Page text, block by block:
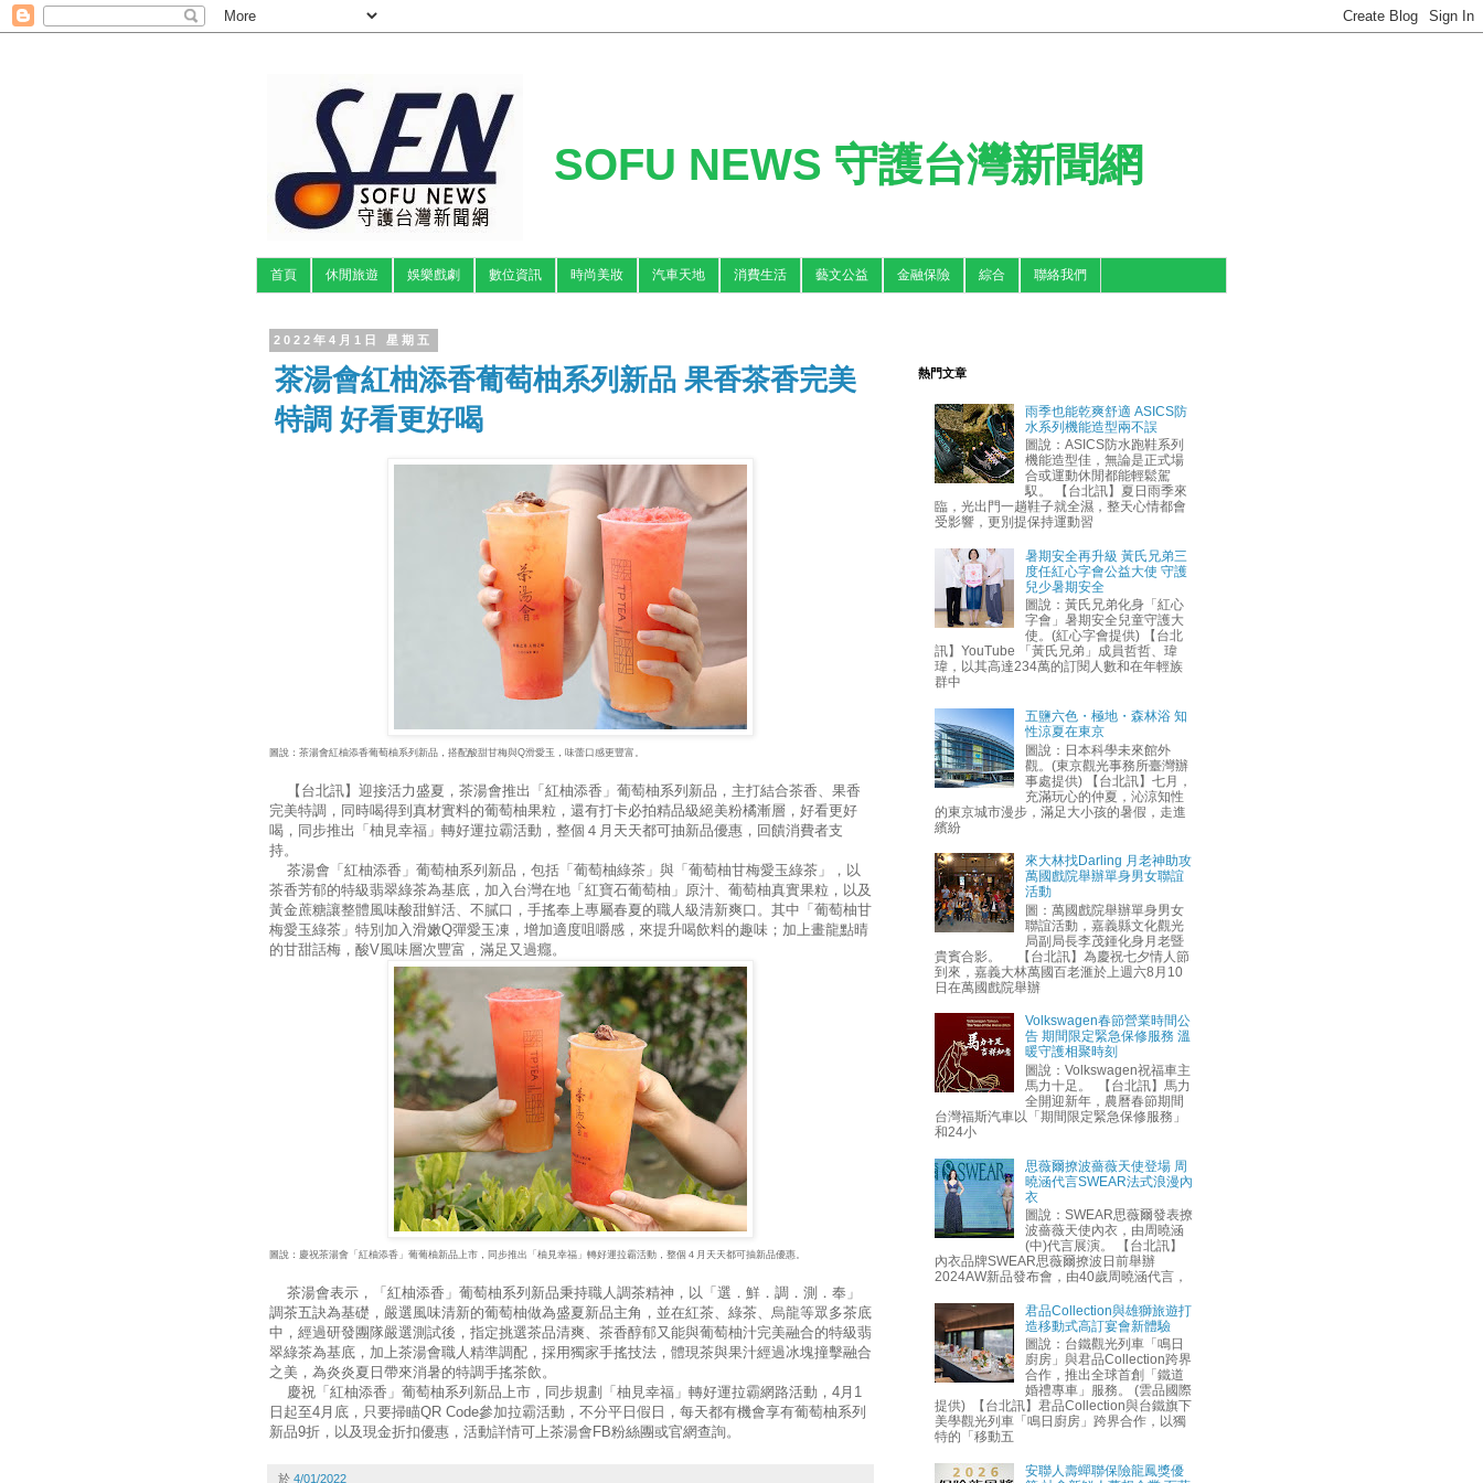
SOFU NEWS 守護台灣新聞網
首頁 休閒旅遊 娛樂戲劇 數位資訊 時尚美妝 汽車天地 消費生活 藝文公益 金融保險 綜合 聯絡我們
2022年4月1日 星期五
茶湯會紅柚添香葡萄柚系列新品 果香茶香完美
特調 好看更好喝
圖說：茶湯會紅柚添香葡萄柚系列新品，搭配酸甜甘梅與Q滑愛玉，味蕾口感更豐富。
【台北訊】迎接活力盛夏，茶湯會推出「紅柚添香」葡萄柚系列新品，主打結合茶香、果香
完美特調，同時喝得到真材實料的葡萄柚果粒，還有打卡必拍精品級絕美粉橘漸層，好看更好
喝，同步推出「柚見幸福」轉好運拉霸活動，整個４月天天都可抽新品優惠，回饋消費者支
持。
茶湯會「紅柚添香」葡萄柚系列新品，包括「葡萄柚綠茶」與「葡萄柚甘梅愛玉綠茶」，以
茶香芳郁的特級翡翠綠茶為基底，加入台灣在地「紅寶石葡萄柚」原汁、葡萄柚真實果粒，以及
黃金蔗糖讓整體風味酸甜鮮活、不膩口，手搖奉上專屬春夏的職人級清新爽口。其中「葡萄柚甘
梅愛玉綠茶」特別加入滑嫩Q彈愛玉凍，增加適度咀嚼感，來提升喝飲料的趣味；加上畫龍點晴
的甘甜話梅，酸V風味層次豐富，滿足又過癮。
圖說：慶祝茶湯會「紅柚添香」葡葡柚新品上市，同步推出「柚見幸福」轉好運拉霸活動，整個４月天天都可抽新品優惠。
茶湯會表示，「紅柚添香」葡萄柚系列新品秉持職人調茶精神，以「選．鮮．調．測．奉」
調茶五訣為基礎，嚴選風味清新的葡萄柚做為盛夏新品主角，並在紅茶、綠茶、烏龍等眾多茶底
中，經過研發團隊嚴選測試後，指定挑選茶品清爽、茶香醇郁又能與葡萄柚汁完美融合的特級翡
翠綠茶為基底，加上茶湯會職人精準調配，採用獨家手搖技法，體現茶與果汁經過冰塊撞擊融合
之美，為炎炎夏日帶來消暑的特調手搖茶飲。
慶祝「紅柚添香」葡萄柚系列新品上市，同步規劃「柚見幸福」轉好運拉霸網路活動，4月1
日起至4月底，只要掃瞄QR Code參加拉霸活動，不分平日假日，每天都有機會享有葡萄柚系列
新品9折，以及現金折扣優惠，活動詳情可上茶湯會FB粉絲團或官網查詢。
於 4/01/2022
熱門文章
雨季也能乾爽舒適 ASICS防
水系列機能造型兩不誤
圖說：ASICS防水跑鞋系列
機能造型佳，無論是正式場
合或運動休閒都能輕鬆駕
馭。 【台北訊】夏日雨季來
臨，光出門一趟鞋子就全濕，整天心情都會
受影響，更別提保持運動習
暑期安全再升級 黃氏兄弟三
度任紅心字會公益大使 守護
兒少暑期安全
圖說：黃氏兄弟化身「紅心
字會」暑期安全兒童守護大
使。(紅心字會提供) 【台北
訊】YouTube 「黃氏兄弟」成員哲哲、瑋
瑋，以其高達234萬的訂閱人數和在年輕族
群中
五鹽六色・極地・森林浴 知
性涼夏在東京
圖說：日本科學未來館外
觀。(東京觀光事務所臺灣辦
事處提供) 【台北訊】七月，
充滿玩心的仲夏，沁涼知性
的東京城市漫步，滿足大小孩的暑假，走進
繽紛
來大林找Darling 月老神助攻
萬國戲院舉辦單身男女聯誼
活動
圖：萬國戲院舉辦單身男女
聯誼活動，嘉義縣文化觀光
局副局長李茂鍾化身月老暨
貴賓合影。 【台北訊】為慶祝七夕情人節
到來，嘉義大林萬國百老滙於上週六8月10
日在萬國戲院舉辦
Volkswagen春節營業時間公
告 期間限定緊急保修服務 溫
暖守護相聚時刻
圖說：Volkswagen祝福車主
馬力十足。 【台北訊】馬力
全開迎新年，農曆春節期間
台灣福斯汽車以「期間限定緊急保修服務」
和24小
思薇爾撩波薔薇天使登場 周
曉涵代言SWEAR法式浪漫內
衣
圖說：SWEAR思薇爾發表撩
波薔薇天使內衣，由周曉涵
(中)代言展演。 【台北訊】
內衣品牌SWEAR思薇爾撩波日前舉辦
2024AW新品發布會，由40歲周曉涵代言，
君品Collection與雄獅旅遊打
造移動式高訂宴會新體驗
圖說：台鐵觀光列車「鳴日
廚房」與君品Collection跨界
合作，推出全球首創「鐵道
婚禮專車」服務。 (雲品國際
提供) 【台北訊】君品Collection與台鐵旗下
美學觀光列車「鳴日廚房」跨界合作，以獨
特的「移動五
安聯人壽蟬聯保險龍鳳獎優